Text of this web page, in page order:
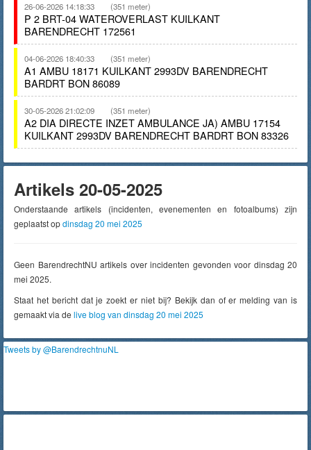
26-06-2026 14:18:33 (351 meter)
P 2 BRT-04 WATEROVERLAST KUILKANT
BARENDRECHT 172561
04-06-2026 18:40:33 (351 meter)
A1 AMBU 18171 KUILKANT 2993DV BARENDRECHT
BARDRT BON 86089
30-05-2026 21:02:09 (351 meter)
A2 DIA DIRECTE INZET AMBULANCE JA) AMBU 17154
KUILKANT 2993DV BARENDRECHT BARDRT BON 83326
Artikels 20-05-2025
Onderstaande artikels (incidenten, evenementen en fotoalbums) zijn
geplaatst opdinsdag 20 mei 2025
Geen BarendrechtNU artikels over incidenten gevonden voor dinsdag 20
mei 2025.
Staat het bericht dat je zoekt er niet bij? Bekijk dan of er melding van is
gemaakt via de live blog van dinsdag 20 mei 2025
Tweets by @BarendrechtnuNL